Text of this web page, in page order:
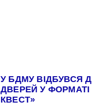
У БДМУ ВІДБУВСЯ
ДВЕРЕЙ У
КВЕСТ»